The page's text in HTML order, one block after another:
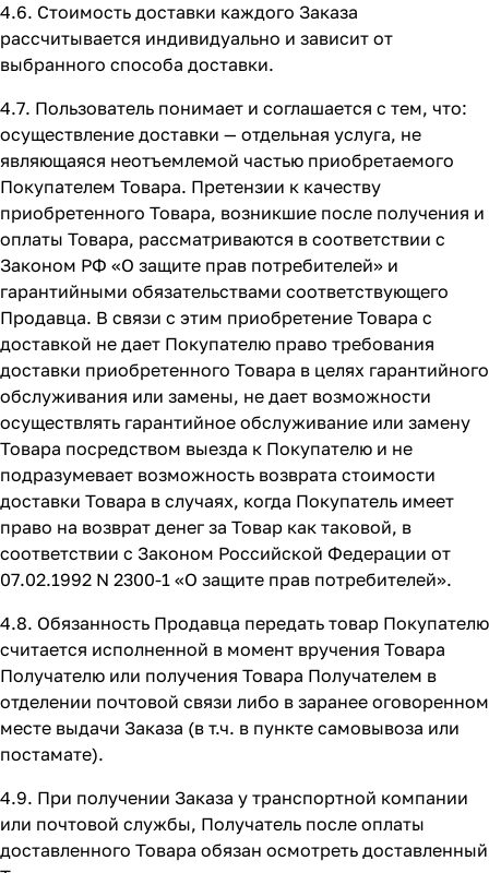
4.6. Стоимость доставки каждого Заказа
рассчитывается индивидуально и зависит от
выбранного способа доставки.
4.7. Пользователь понимает и соглашается с тем, что:
осуществление доставки — отдельная услуга, не
являющаяся неотъемлемой частью приобретаемого
Покупателем Товара. Претензии к качеству
приобретенного Товара, возникшие после получения и
оплаты Товара, рассматриваются в соответствии с
Законом РФ «О защите прав потребителей» и
гарантийными обязательствами соответствующего
Продавца. В связи с этим приобретение Товара с
доставкой не дает Покупателю право требования
доставки приобретенного Товара в целях гарантийного
обслуживания или замены, не дает возможности
осуществлять гарантийное обслуживание или замену
Товара посредством выезда к Покупателю и не
подразумевает возможность возврата стоимости
доставки Товара в случаях, когда Покупатель имеет
право на возврат денег за Товар как таковой, в
соответствии с Законом Российской Федерации от
07.02.1992 N 2300-1 «О защите прав потребителей».
4.8. Обязанность Продавца передать товар Покупателю
считается исполненной в момент вручения Товара
Получателю или получения Товара Получателем в
отделении почтовой связи либо в заранее оговоренном
месте выдачи Заказа (в т.ч. в пункте самовывоза или
постамате).
4.9. При получении Заказа у транспортной компании
или почтовой службы, Получатель после оплаты
доставленного Товара обязан осмотреть доставленный